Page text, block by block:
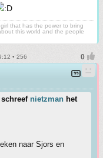
that has the power to bring
this world and the people
• 256
schreef nietzman het
naar Sjors en